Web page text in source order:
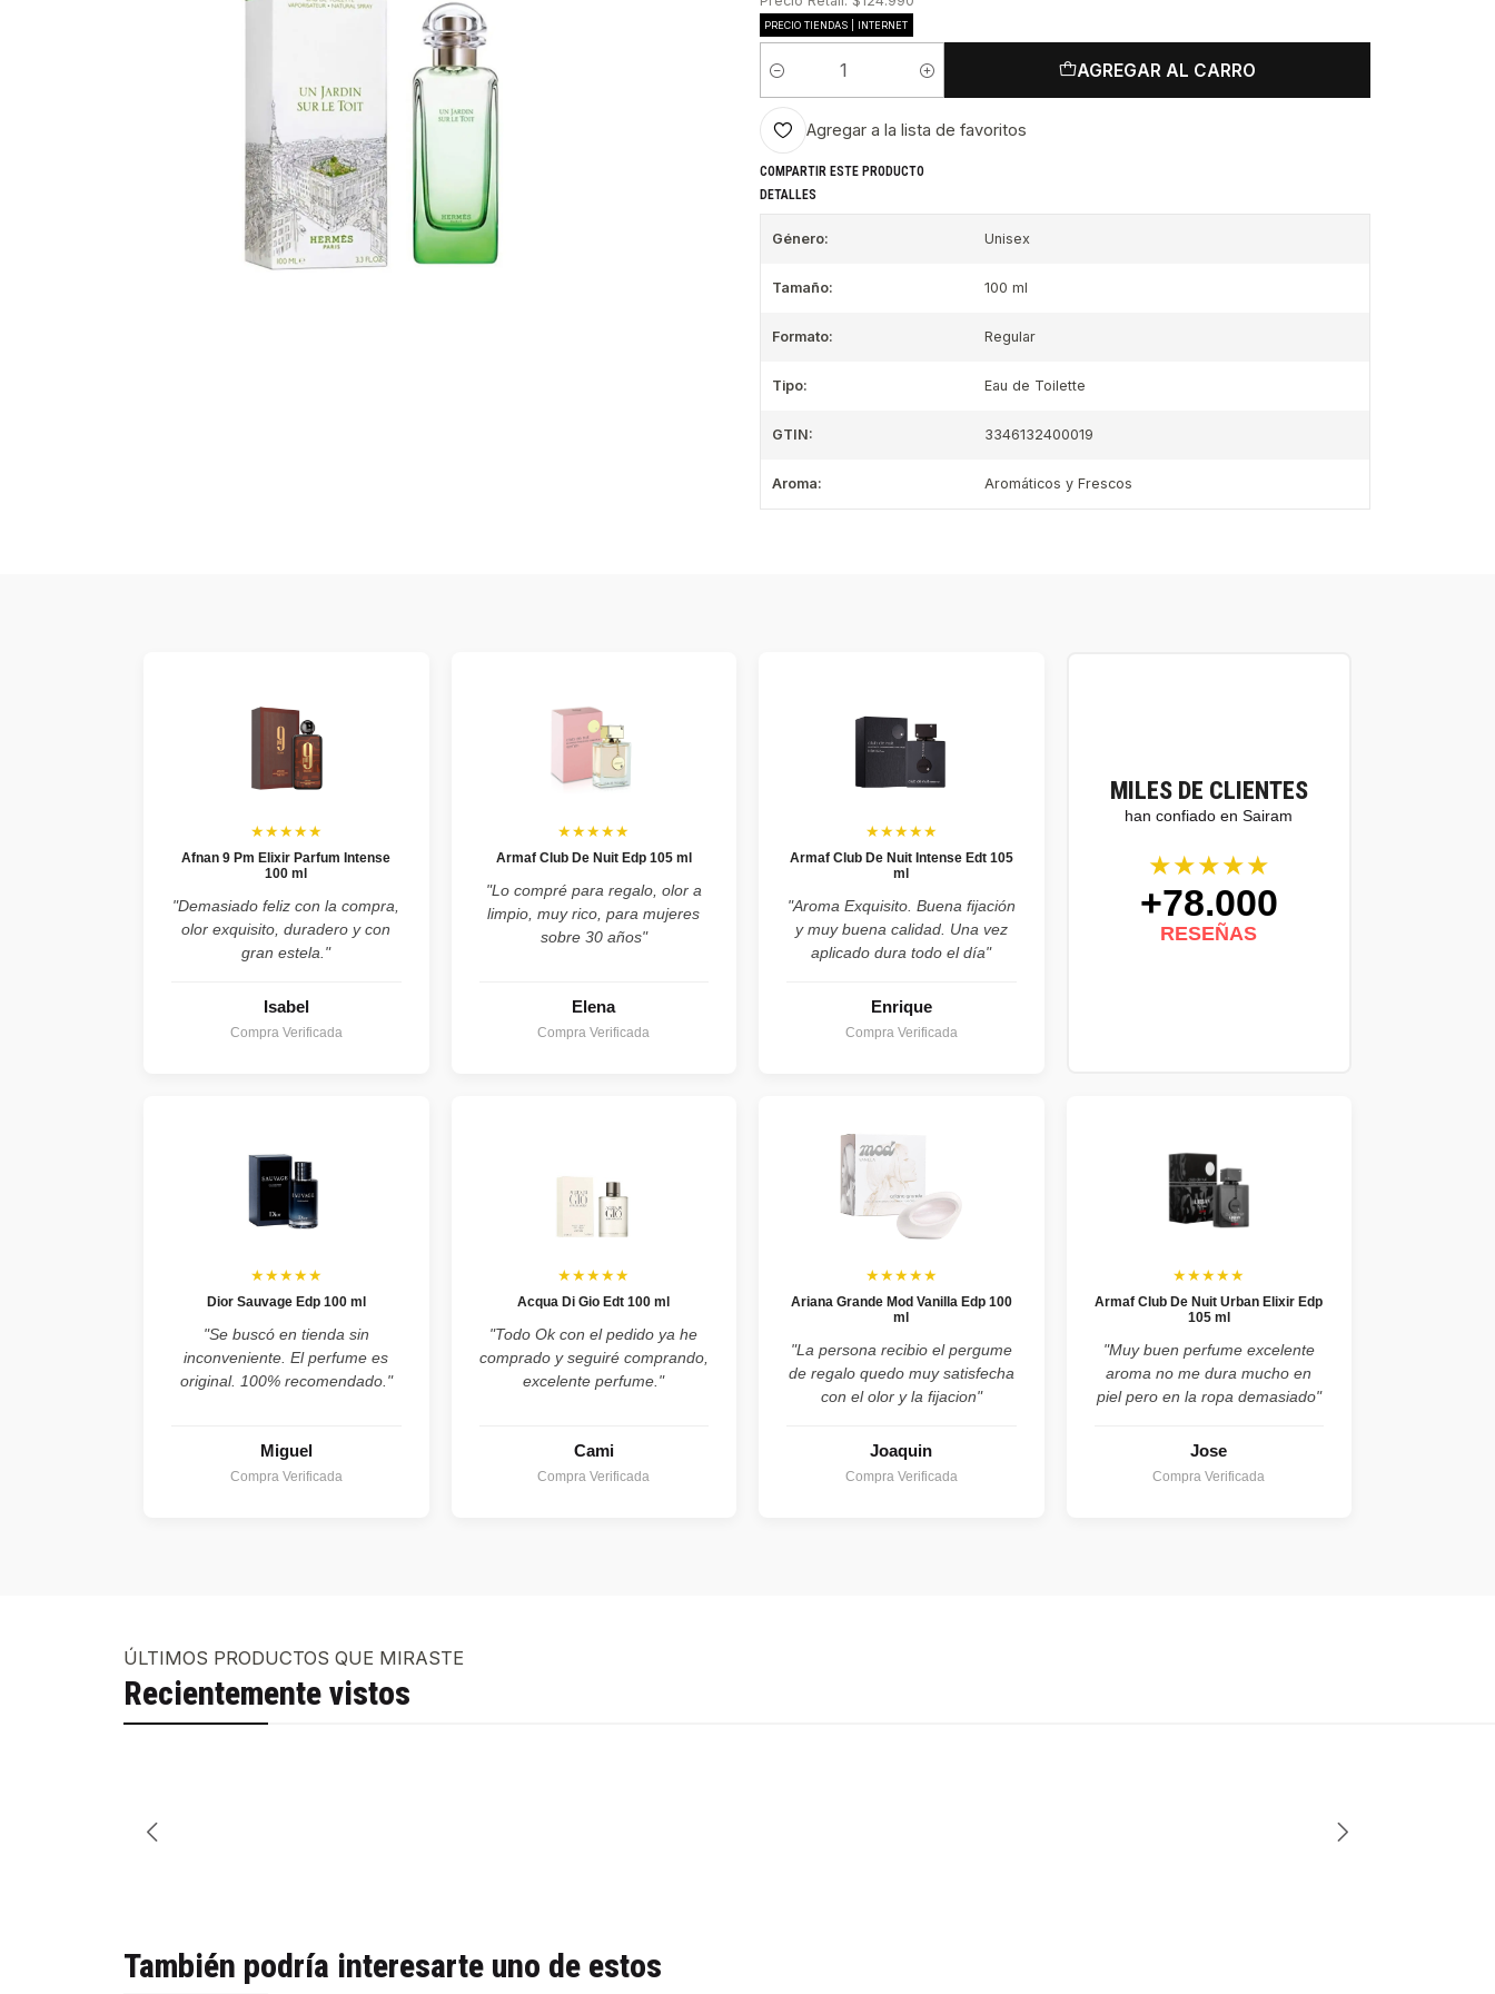
PRECIO TIENDAS | INTERNET
Cantidad
AGREGAR AL CARRO
Agregar a la lista de favoritos
COMPARTIR ESTE PRODUCTO
DETALLES
Género: Unisex
Tamaño: 100 ml
Formato: Regular
Tipo: Eau de Toilette
GTIN: 3346132400019
Aroma: Aromáticos y Frescos
MILES DE CLIENTES
han confiado en Sairam
★★★★★
+78.000
RESEÑAS
★★★★★
Afnan 9 Pm Elixir Parfum Intense
100 ml
"Demasiado feliz con la compra,
olor exquisito, duradero y con
gran estela."
Isabel
Compra Verificada
★★★★★
Armaf Club De Nuit Edp 105 ml
"Lo compré para regalo, olor a
limpio, muy rico, para mujeres
sobre 30 años"
Elena
Compra Verificada
★★★★★
Armaf Club De Nuit Intense Edt 105
ml
"Aroma Exquisito. Buena fijación
y muy buena calidad. Una vez
aplicado dura todo el día"
Enrique
Compra Verificada
★★★★★
Dior Sauvage Edp 100 ml
"Se buscó en tienda sin
inconveniente. El perfume es
original. 100% recomendado."
Miguel
Compra Verificada
★★★★★
Acqua Di Gio Edt 100 ml
"Todo Ok con el pedido ya he
comprado y seguiré comprando,
excelente perfume."
Cami
Compra Verificada
★★★★★
Ariana Grande Mod Vanilla Edp 100
ml
"La persona recibio el pergume
de regalo quedo muy satisfecha
con el olor y la fijacion"
Joaquin
Compra Verificada
★★★★★
Armaf Club De Nuit Urban Elixir Edp
105 ml
"Muy buen perfume excelente
aroma no me dura mucho en
piel pero en la ropa demasiado"
Jose
Compra Verificada
ÚLTIMOS PRODUCTOS QUE MIRASTE
Recientemente vistos
También podría interesarte uno de estos